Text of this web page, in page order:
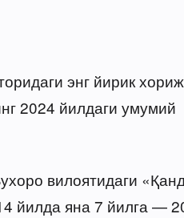
энг йирик
2024 йилдаги умумий
вилоятидаги
йилда яна 7 йилга —